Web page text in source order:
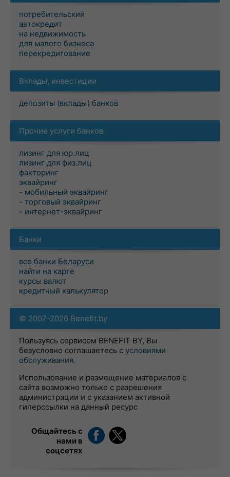
потребительский
автокредит
на недвижимость
для малого бизнеса
перекредитование
Вклады, инвестиции
депозиты (вклады) банков
Прочие услуги банков
лизинг для юр.лиц
лизинг для физ.лиц
факторинг
эквайринг
- мобильный эквайринг
- торговый эквайринг
- интернет-эквайринг
Банки
все банки Беларуси
найти на карте
курсы валют
кредитный калькулятор
© 2007-2026 Benefit.by
Пользуясь сервисом BENEFIT BY, Вы
безусловно соглашаетесь с условиями
обслуживания.
Использование и размещение материалов с
сайта возможно только с разрешения
администрации и с указанием активной
гиперссылки на данный ресурс
Общайтесь с
нами в
соцсетях